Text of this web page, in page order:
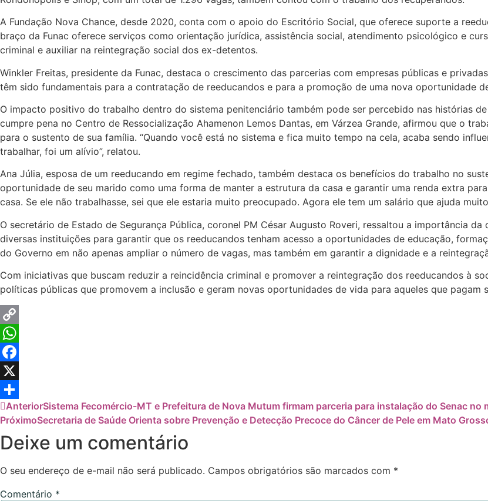
A Fundação Nova Chance, desde 2020, conta com o apoio do Escritório Social, que oferece suporte a
braço da Funac oferece serviços como orientação jurídica, assistência social, atendimento psicológico e
criminal e auxiliar na reintegração social dos ex-detentos.
Winkler Freitas, presidente da Funac, destaca o crescimento das parcerias com empresas públicas e
têm sido fundamentais para a contratação de reeducandos e para a promoção de uma nova oportunidade
O impacto positivo do trabalho dentro do sistema penitenciário também pode ser percebido nas histórias
cumpre pena no Centro de Ressocialização Ahamenon Lemos Dantas, em Várzea Grande, afirmou que o
para o sustento de sua família. “Quando você está no sistema e fica muito tempo na cela, acaba sendo
trabalhar, foi um alívio”, relatou.
Ana Júlia, esposa de um reeducando em regime fechado, também destaca os benefícios do trabalho no
oportunidade de seu marido como uma forma de manter a estrutura da casa e garantir uma renda extra
casa. Se ele não trabalhasse, sei que ele estaria muito preocupado. Agora ele tem um salário que ajuda
O secretário de Estado de Segurança Pública, coronel PM César Augusto Roveri, ressaltou a importância
diversas instituições para garantir que os reeducandos tenham acesso a oportunidades de educação,
do Governo em não apenas ampliar o número de vagas, mas também em garantir a dignidade e a
Com iniciativas que buscam reduzir a reincidência criminal e promover a reintegração dos reeducandos à
políticas públicas que promovem a inclusão e geram novas oportunidades de vida para aqueles que pagam
Copy
Link
WhatsApp
Facebook
X
Share
AnteriorSistema Fecomércio-MT e Prefeitura de Nova Mutum firmam parceria para instalação do Senac no
PróximoSecretaria de Saúde Orienta sobre Prevenção e Detecção Precoce do Câncer de Pele em Mato
Deixe um comentário
O seu endereço de e-mail não será publicado. Campos obrigatórios são marcados com *
Comentário *